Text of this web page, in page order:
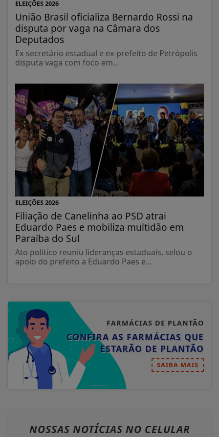
ELEIÇÕES 2026
União Brasil oficializa Bernardo Rossi na
disputa por vaga na Câmara dos
Deputados
Ex-secretário estadual e ex-prefeito de Petrópolis
disputa vaga com foco em...
ELEIÇÕES 2026
Filiação de Canelinha ao PSD atrai
Eduardo Paes e mobiliza multidão em
Paraíba do Sul
Ato político reuniu lideranças estaduais, selou o
apoio do prefeito a Eduardo Paes e...
FARMÁCIAS DE PLANTÃO
CONFIRA AS FARMÁCIAS QUE
ESTARÃO DE PLANTÃO
SAIBA MAIS
NOSSAS NOTÍCIAS NO CELULAR